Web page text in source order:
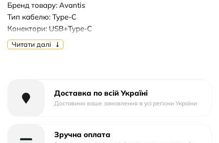
Бренд товару: Avantis
Тип кабелю: Type-C
Конектори: USB+Type-C
Довжина кабелю, м: 1m
Читати далі
Доставка по всій Україні
Доставимо ваше замовлення в усі регіони України
Зручна оплата